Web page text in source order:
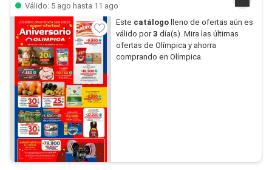
Válido: 5 ago hasta 11 ago
Este catálogolleno de ofertas aún es
válido por3 día(s). Mira las últimas
ofertas de Olímpica y ahorra
comprando en Olímpica.